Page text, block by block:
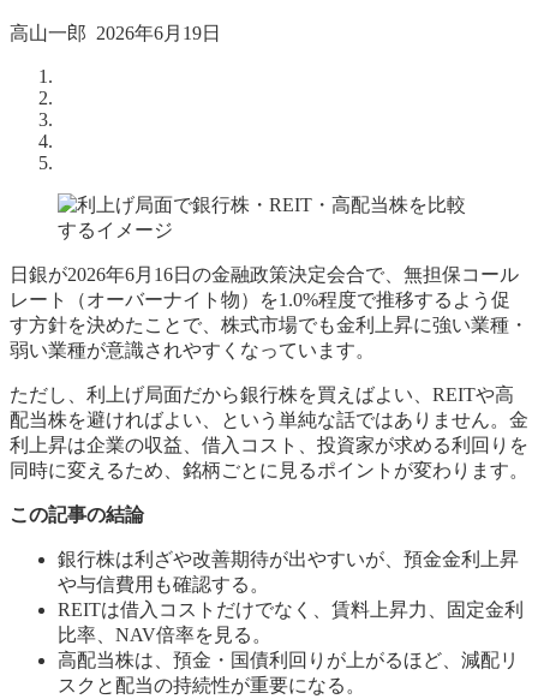
高山一郎 2026年6月19日
日銀が2026年6月16日の金融政策決定会合で、無担保コール
レート（オーバーナイト物）を1.0%程度で推移するよう促
す方針を決めたことで、株式市場でも金利上昇に強い業種・
弱い業種が意識されやすくなっています。
ただし、利上げ局面だから銀行株を買えばよい、REITや高
配当株を避ければよい、という単純な話ではありません。金
利上昇は企業の収益、借入コスト、投資家が求める利回りを
同時に変えるため、銘柄ごとに見るポイントが変わります。
この記事の結論
銀行株は利ざや改善期待が出やすいが、預金金利上昇
や与信費用も確認する。
REITは借入コストだけでなく、賃料上昇力、固定金利
比率、NAV倍率を見る。
高配当株は、預金・国債利回りが上がるほど、減配リ
スクと配当の持続性が重要になる。